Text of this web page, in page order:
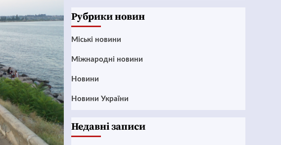
Рубрики новин
Mіські новини
Міжнародні новини
Новини
Новини України
Недавні записи